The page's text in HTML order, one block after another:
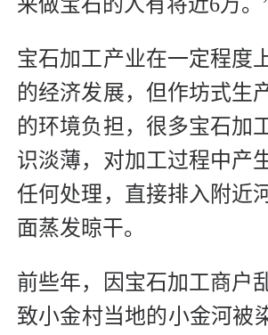
宝石加工产业在一定程度
的经济发展，但作坊式生
的环境负担，很多宝石加
识淡薄，对加工过程中产
任何处理，直接排入附近
面蒸发晾干。
前些年，因宝石加工商户
致小金村当地的小金河被